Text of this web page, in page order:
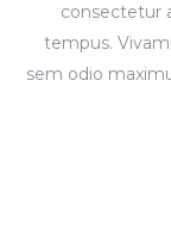
consectetur
tempus.
sem odio